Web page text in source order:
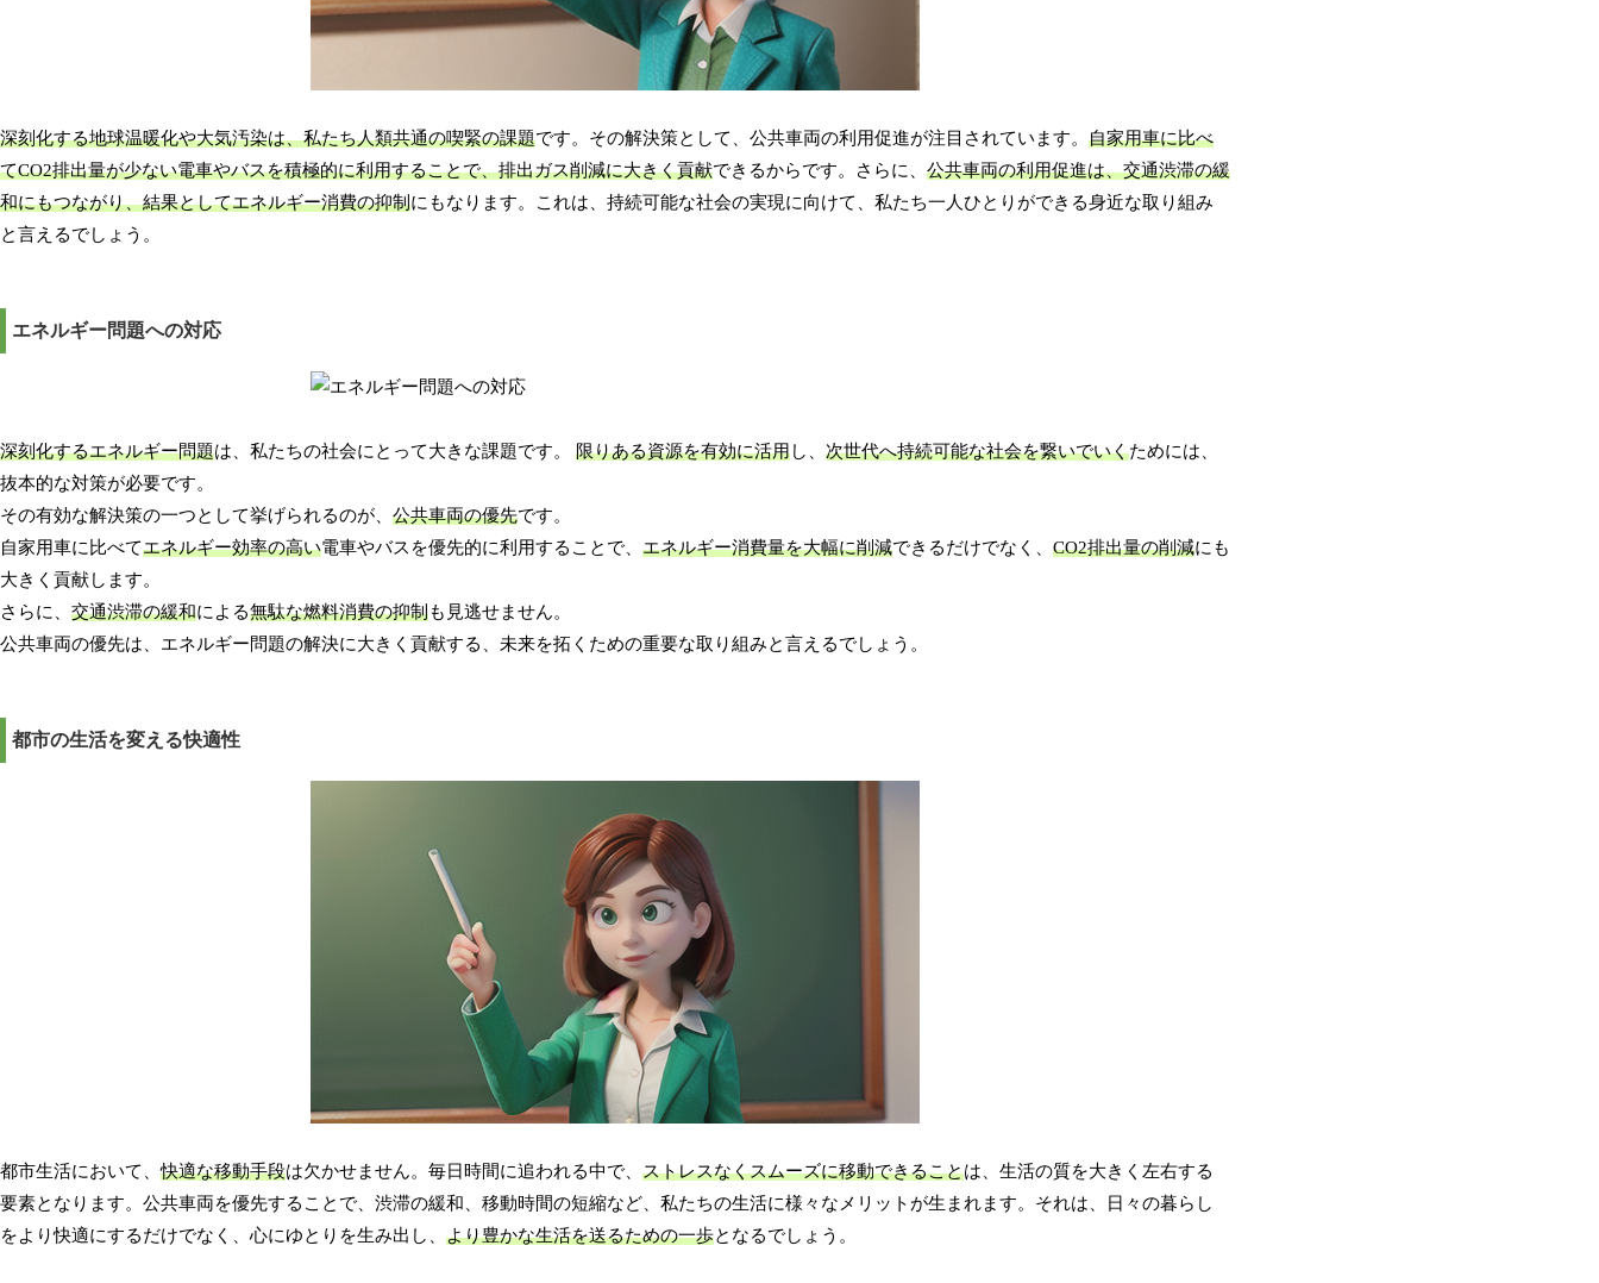
深刻化する地球温暖化や大気汚染は、私たち人類共通の喫緊の課題です。その解決策として、公共車両の利用促進が注目されています。 自家用車に比べ
てCO2排出量が少ない電車やバスを積極的に利用することで、排出ガス削減に大きく貢献できるからです。さらに、 公共車両の利用促進は、交通渋滞の緩
和にもつながり、結果としてエネルギー消費の抑制にもなります。これは、持続可能な社会の実現に向けて、私たち一人ひとりができる身近な取り組み
と言えるでしょう。
エネルギー問題への対応
深刻化するエネルギー問題は、私たちの社会にとって大きな課題です。 限りある資源を有効に活用し、 次世代へ持続可能な社会を繋いでいくためには、
抜本的な対策が必要です。
その有効な解決策の一つとして挙げられるのが、 公共車両の優先です。
自家用車に比べてエネルギー効率の高い電車やバスを優先的に利用することで、 エネルギー消費量を大幅に削減できるだけでなく、 CO2排出量の削減にも
大きく貢献します。
さらに、 交通渋滞の緩和による無駄な燃料消費の抑制も見逃せません。
公共車両の優先は、エネルギー問題の解決に大きく貢献する、未来を拓くための重要な取り組みと言えるでしょう。
都市の生活を変える快適性
都市生活において、快適な移動手段は欠かせません。毎日時間に追われる中で、 ストレスなくスムーズに移動できることは、生活の質を大きく左右する
要素となります。公共車両を優先することで、渋滞の緩和、移動時間の短縮など、私たちの生活に様々なメリットが生まれます。それは、日々の暮らし
をより快適にするだけでなく、心にゆとりを生み出し、 より豊かな生活を送るための一歩となるでしょう。